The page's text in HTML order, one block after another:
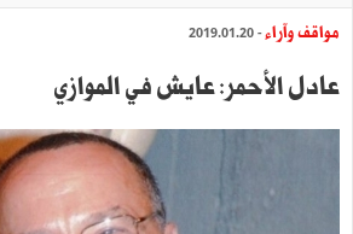
مواقف وآراء- 2019.01.20
عادل الأحمر: عايش في الموازي